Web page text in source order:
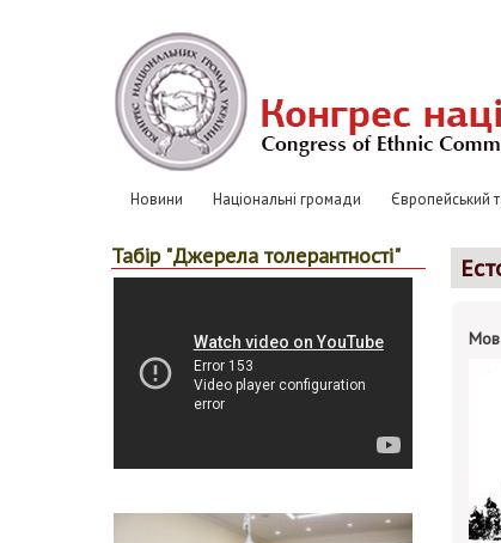
Основная
Новини Національні громади Європейський
Табір "Джерела толерантності"